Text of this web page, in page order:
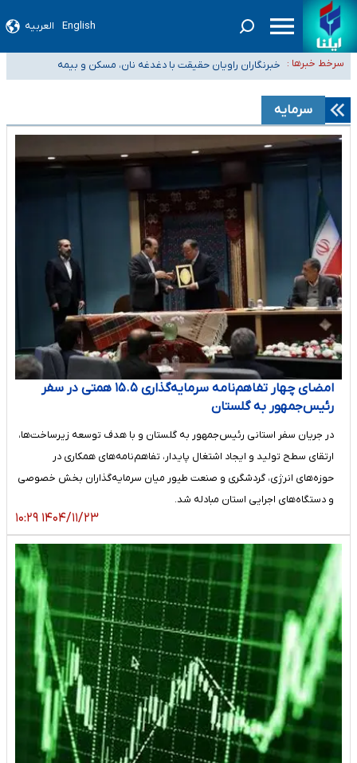
English العربیه
سرخط خبرها :
تعویق آزمون ورودی دکترای تخصصی فرماندهی صحنه عملیات و دکترای
تخصصی جغرافیای نظامی دافوس آجا
خبرنگاران راویان حقیقت با دغدغه نان، مسکن و بیمه
آخرین وضعیت شیوع عفونت‌های تنفسی در کشور/ خوزستان و کرمان بالاتر از
آستانه هشدار
هیچ پرستاری بازداشت یا اخراج نشده است/ از رئیس جمهور خواستیم ورود کند
ثبت‌نام بخش عمده دانش‌آموزان مدارس ایرانی امارات در کشور/ درباره محصلان
باقی‌مانده در دبی متناسب با شرایط جدید تصمیم‌گیری می‌شود
سرمایه
امضای چهار تفاهم‌نامه سرمایه‌گذاری ۱۵.۵ همتی در سفر
رئیس‌جمهور به گلستان
در جریان سفر استانی رئیس‌جمهور به گلستان و با هدف توسعه زیرساخت‌ها،
ارتقای سطح تولید و ایجاد اشتغال پایدار، تفاهم‌نامه‌های همکاری در
حوزه‌های انرژی، گردشگری و صنعت طیور میان سرمایه‌گذاران بخش خصوصی
و دستگاه‌های اجرایی استان مبادله شد.
۱۴۰۴/۱۱/۲۳ ۱۰:۲۹